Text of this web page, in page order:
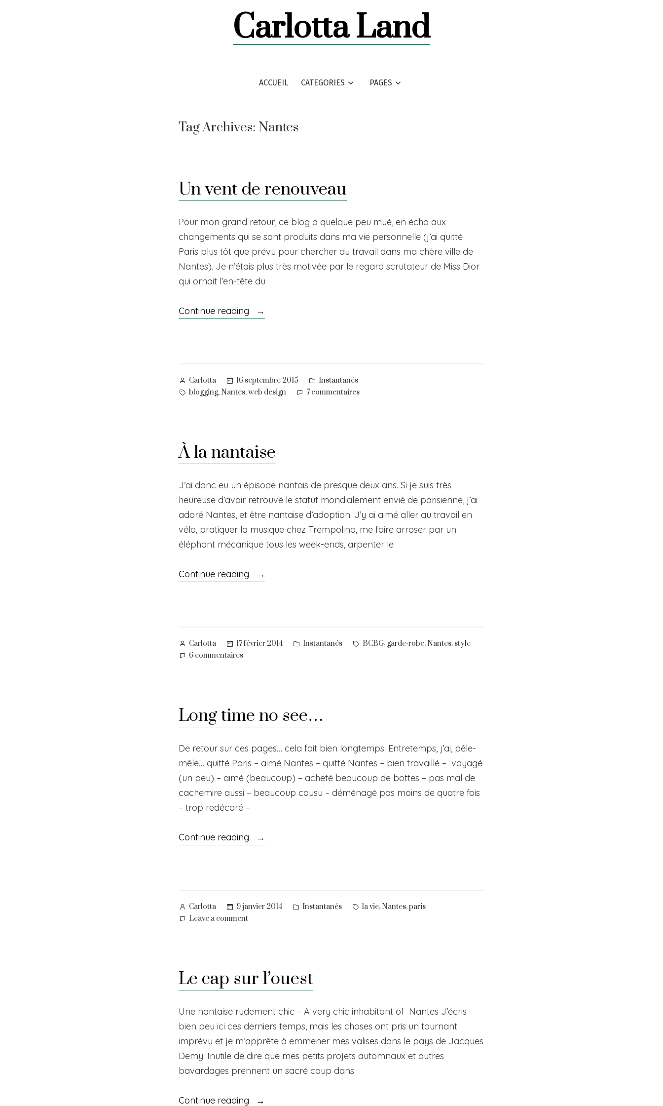
Carlotta Land
ACCUEIL CATEGORIES PAGES
Tag Archives: Nantes
Un vent de renouveau
Pour mon grand retour, ce blog a quelque peu mué, en écho aux
changements qui se sont produits dans ma vie personnelle (j’ai quitté
Paris plus tôt que prévu pour chercher du travail dans ma chère ville de
Nantes). Je n’étais plus très motivée par le regard scrutateur de Miss Dior
qui ornait l’en-tête du
Continue reading
« Un
Posted
by
Carlotta 16 septembre 2015
Posted
in
Instantanés
Tags:
blogging, Nantes,web design 7 commentairessur
À la nantaise
J’ai donc eu un épisode nantais de presque deux ans. Si je suis très
heureuse d’avoir retrouvé le statut mondialement envié de parisienne, j’ai
adoré Nantes, et être nantaise d’adoption. J’y ai aimé aller au travail en
vélo, pratiquer la musique chez Trempolino, me faire arroser par un
éléphant mécanique tous les week-ends, arpenter le
Continue reading
« À
Posted
by
Carlotta 17 février 2014
Posted
Instantanés Tags:
BCBG, garde-robe, Nantes, style
6 commentairessur
Long time no see…
De retour sur ces pages… cela fait bien longtemps. Entretemps, j’ai, pêle-
mêle… quitté Paris – aimé Nantes – quitté Nantes – bien travaillé – voyagé
(un peu) – aimé (beaucoup) – acheté beaucoup de bottes – pas mal de
cachemire aussi – beaucoup cousu – déménagé pas moins de quatre fois
– trop redécoré –
Continue reading
« Long
Posted
by
Carlotta 9 janvier 2014
Posted
Instantanés Tags:
la vie, Nantes,paris
Leave a commenton
Le cap sur l’ouest
Une nantaise rudement chic – A very chic inhabitant of Nantes J’écris
bien peu ici ces derniers temps, mais les choses ont pris un tournant
imprévu et je m’apprête à emmener mes valises dans le pays de Jacques
Demy. Inutile de dire que mes petits projets automnaux et autres
bavardages prennent un sacré coup dans
Continue reading
« Le